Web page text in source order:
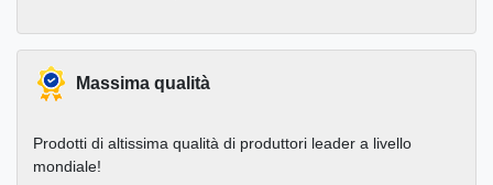
Massima qualità
Prodotti di altissima qualità di produttori leader a livello
mondiale!